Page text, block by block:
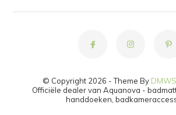
© Copyright 2026 - Theme By DMWS
Officiële dealer van Aquanova -
handdoeken,